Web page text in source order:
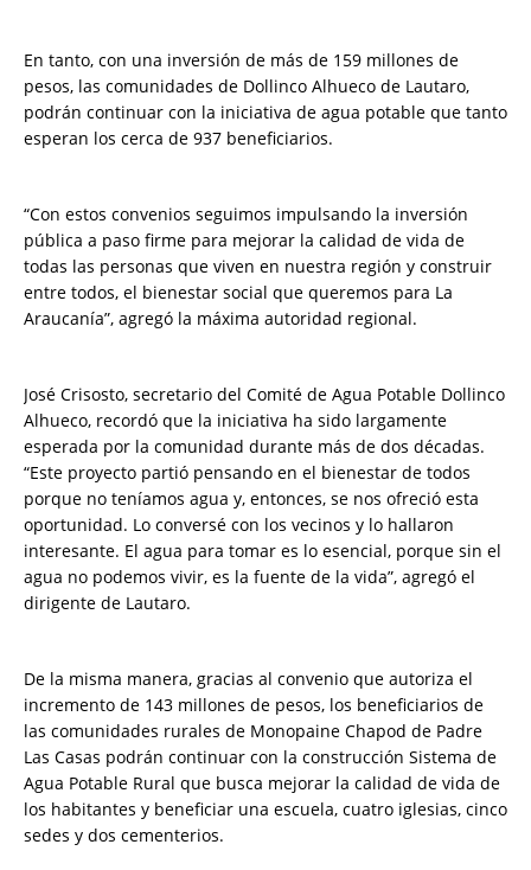
En tanto, con una inversión de más de 159 millones de
pesos, las comunidades de Dollinco Alhueco de Lautaro,
podrán continuar con la iniciativa de agua potable que tanto
esperan los cerca de 937 beneficiarios.
“Con estos convenios seguimos impulsando la inversión
pública a paso firme para mejorar la calidad de vida de
todas las personas que viven en nuestra región y construir
entre todos, el bienestar social que queremos para La
Araucanía”, agregó la máxima autoridad regional.
José Crisosto, secretario del Comité de Agua Potable Dollinco
Alhueco, recordó que la iniciativa ha sido largamente
esperada por la comunidad durante más de dos décadas.
“Este proyecto partió pensando en el bienestar de todos
porque no teníamos agua y, entonces, se nos ofreció esta
oportunidad. Lo conversé con los vecinos y lo hallaron
interesante. El agua para tomar es lo esencial, porque sin el
agua no podemos vivir, es la fuente de la vida”, agregó el
dirigente de Lautaro.
De la misma manera, gracias al convenio que autoriza el
incremento de 143 millones de pesos, los beneficiarios de
las comunidades rurales de Monopaine Chapod de Padre
Las Casas podrán continuar con la construcción Sistema de
Agua Potable Rural que busca mejorar la calidad de vida de
los habitantes y beneficiar una escuela, cuatro iglesias, cinco
sedes y dos cementerios.